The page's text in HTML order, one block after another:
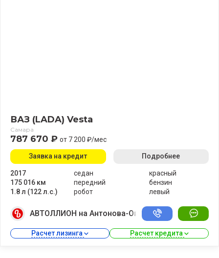
ВАЗ (LADA) Vesta
Самара
787 670 ₽ от 7 200 ₽/мес
2017
175 016 км
1.8 л (122 л.с.)
седан
передний
робот
красный
бензин
левый
Заявка на кредит Подробнее
АВТОЛЛИОН на Антонова-Овсеенко
Расчет лизинга Расчет кредита